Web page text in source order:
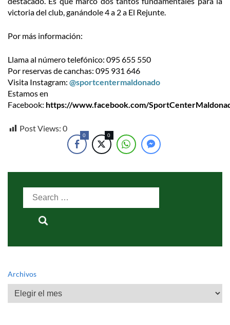
victoria del club, ganándole 4 a 2 a El Rejunte.
Por más información:
Llama al número telefónico: 095 655 550
Por reservas de canchas: 095 931 646
Visita Instagram: @sportcentermaldonado
Estamos en
Facebook: https://www.facebook.com/
Post Views: 0
0 0
Search
Archivos
Archivos